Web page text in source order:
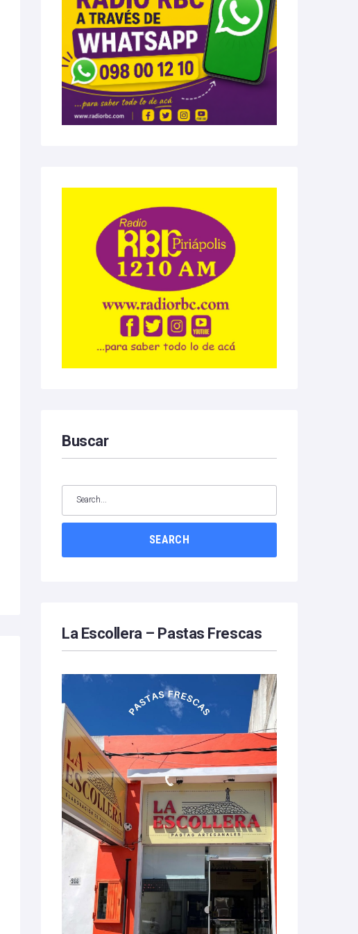
Buscar
SEARCH
La Escollera – Pastas Frescas